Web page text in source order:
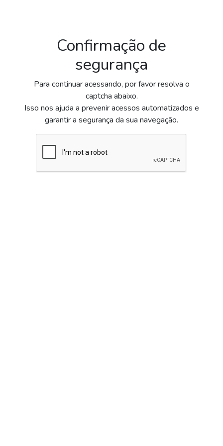
Confirmação de
segurança
Para continuar acessando, por favor resolva o
captcha abaixo.
Isso nos ajuda a prevenir acessos automatizados e
garantir a segurança da sua navegação.